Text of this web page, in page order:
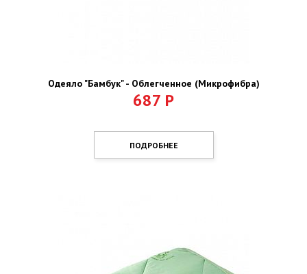
Одеяло "Бамбук" - Облегченное (Микрофибра)
687 Р
ПОДРОБНЕЕ